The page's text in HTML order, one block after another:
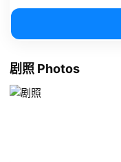
剧照 Photos